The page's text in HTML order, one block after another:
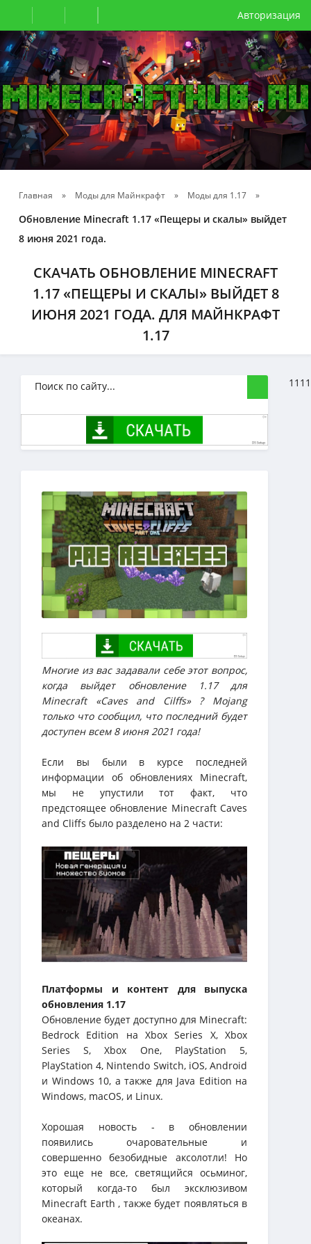
Авторизация
Главная » Моды для Майнкрафт » Моды для 1.17 »
Обновление Minecraft 1.17 «Пещеры и скалы» выйдет
8 июня 2021 года.
СКАЧАТЬ ОБНОВЛЕНИЕ MINECRAFT
1.17 «ПЕЩЕРЫ И СКАЛЫ» ВЫЙДЕТ 8
ИЮНЯ 2021 ГОДА. ДЛЯ МАЙНКРАФТ
1.17
Многие из вас задавали себе этот вопрос,
когда выйдет обновление 1.17 для
Minecraft «Caves and Cilffs» ? Mojang
только что сообщил, что последний будет
доступен всем 8 июня 2021 года!
Если вы были в курсе последней
информации об обновлениях Minecraft,
мы не упустили тот факт, что
предстоящее обновление Minecraft Caves
and Cliffs было разделено на 2 части:
Платформы и контент для выпуска
обновления 1.17
Обновление будет доступно для Minecraft:
Bedrock Edition на Xbox Series X, Xbox
Series S, Xbox One, PlayStation 5,
PlayStation 4, Nintendo Switch, iOS, Android
и Windows 10, а также для Java Edition на
Windows, macOS, и Linux.
Хорошая новость - в обновлении
появились очаровательные и
совершенно безобидные аксолотли! Но
это еще не все, светящийся осьминог,
который когда-то был эксклюзивом
Minecraft Earth , также будет появляться в
океанах.
1111